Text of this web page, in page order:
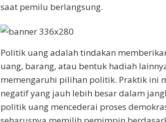
saat pemilu berlangsung.
Politik uang adalah tindakan
uang, barang, atau bentuk hadiah
memengaruhi pilihan politik. Praktik ini
negatif yang jauh lebih besar dalam
politik uang mencederai proses